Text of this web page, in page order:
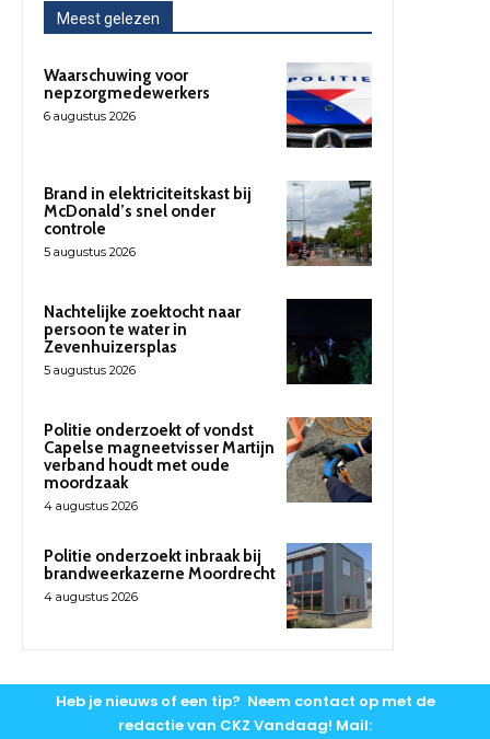
Meest gelezen
Waarschuwing voor
nepzorgmedewerkers
6 augustus 2026
Brand in elektriciteitskast bij
McDonald’s snel onder
controle
5 augustus 2026
Nachtelijke zoektocht naar
persoon te water in
Zevenhuizersplas
5 augustus 2026
Politie onderzoekt of vondst
Capelse magneetvisser Martijn
verband houdt met oude
moordzaak
4 augustus 2026
Politie onderzoekt inbraak bij
brandweerkazerne Moordrecht
4 augustus 2026
Heb je nieuws of een tip? Neem contact op met de
redactie van CKZ Vandaag! Mail: